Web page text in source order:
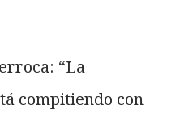
“La
compitiendo con